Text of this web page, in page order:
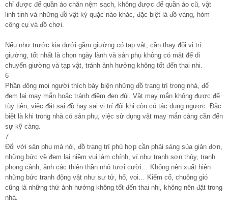
chỉ được để quần áo chăn nệm sạch, không được để quần áo cũ, vật
linh tinh và những đồ vật kỳ quặc nào khác, đặc biệt là đồ vàng, hòm
công cụ và đồ chơi.
Nếu như trước kia dưới gầm giường có tạp vật, cần thay đổi vị trí
giường, tốt nhất là chọn ngày lành và sản phụ không có mặt để di
chuyển giường và tạp vật, tránh ảnh hưởng không tốt đến thai nhi.
6
Phần đông mọi người thích bày biện những đồ trang trí trong nhà, để
đem lại may mắn hoặc tránh điềm đen đủi. Vật may mắn không được để
tùy tiện, việc đặt sai đồ hay sai vị trí đôi khi còn có tác dụng ngược. Đặc
biệt là khi trong nhà có sản phụ, việc sử dụng vật may mắn càng cần đến
sự kỹ càng.
7
Đối với sản phụ mà nói, đồ trang trí phù hơp cần phải sáng sủa giản đơn,
những bức vẽ đem lại niềm vui làm chính, ví như tranh sơn thủy, tranh
phong cảnh, ảnh các thiên thần nhỏ tươi cười… Không nên xuất hiện
những bức tranh động vật như sư tử, hổ, voi… Kiếm cổ, chuông gió
cũng là những thứ ảnh hưởng không tốt đến thai nhi, không nên đặt trong
nhà.